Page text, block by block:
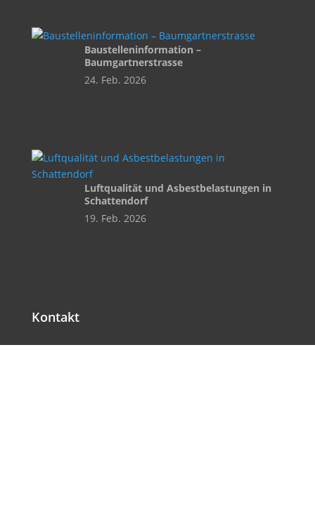
Baustelleninformation –
Baumgartnerstrasse
24. Feb. 2026
Luftqualität und Asbestbelastungen in
Schattendorf
19. Feb. 2026
Kontakt